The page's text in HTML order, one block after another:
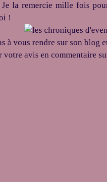
la remercie mille fois
!
à vous rendre sur son blog
votre avis en commentaire